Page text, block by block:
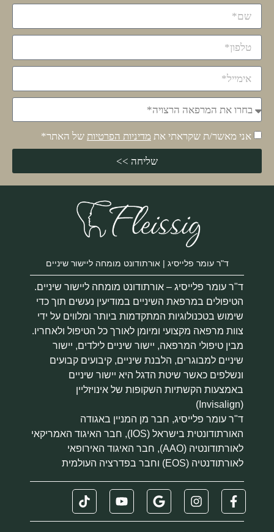
אני מאשר/ת שקראתי את מדיניות הפרטיות של האתר*
שליחה >>
ד"ר עומר פלייסיג | אורתודונט מומחה ליישור שיניים
ד"ר עומר פלייסיג – אורתודונט מומחה ליישור שיניים.
הטיפולים במרפאת השיניים במודיעין נעשים תוך כדי
שימוש בטכנולוגיות המתקדמות ביותר ומלווים על ידי
צוות מרפאה מקצועי ומיומן לאורך כל הטיפול ולאחריו.
מבין טיפולי המרפאה, יישור שיניים לילדים, יישור
שיניים למבוגרים, הלבנת שיניים, קיבועים קבועים
ונשלפים כאשר שיטת הדגל היא יישור שיניים
באמצעות הקשתיות השקופות של אינויזליין
(Invisalign)
ד"ר עומר פלייסיג, חבר מן המניין באגודה
האורתודונטית בישראל (IOS), חבר האיגוד האמריקאי
לאורתודונטיה (AAO), חבר האיגוד האירופאי
לאורתודנטיה (EOS) וחבר בפדרציה העולמית